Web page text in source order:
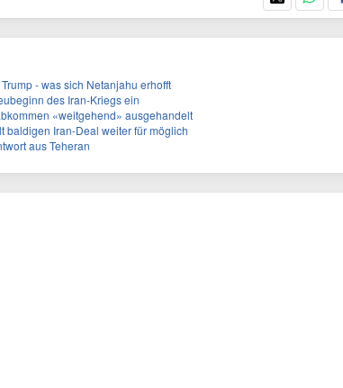
- was sich Netanjahu erhofft
des Iran-Kriegs ein
«weitgehend» ausgehandelt
baldigen Iran-Deal weiter für möglich
aus Teheran